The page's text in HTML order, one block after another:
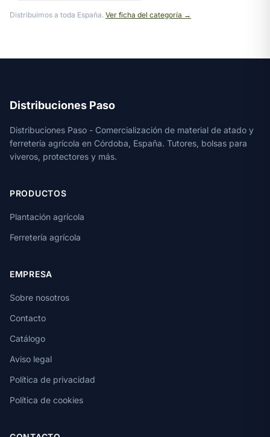
Distribuimos a toda España. Ver ficha del categoría →
Distribuciones Paso
Distribuciones Paso - Comercialización de material de atado y
ferretería agrícola en Córdoba, España. Tutores, bolsas para
viveros, protectores y más.
PRODUCTOS
Plantación agrícola
Ferretería agrícola
EMPRESA
Sobre nosotros
Contacto
Catálogo
Aviso legal
Política de privacidad
Política de cookies